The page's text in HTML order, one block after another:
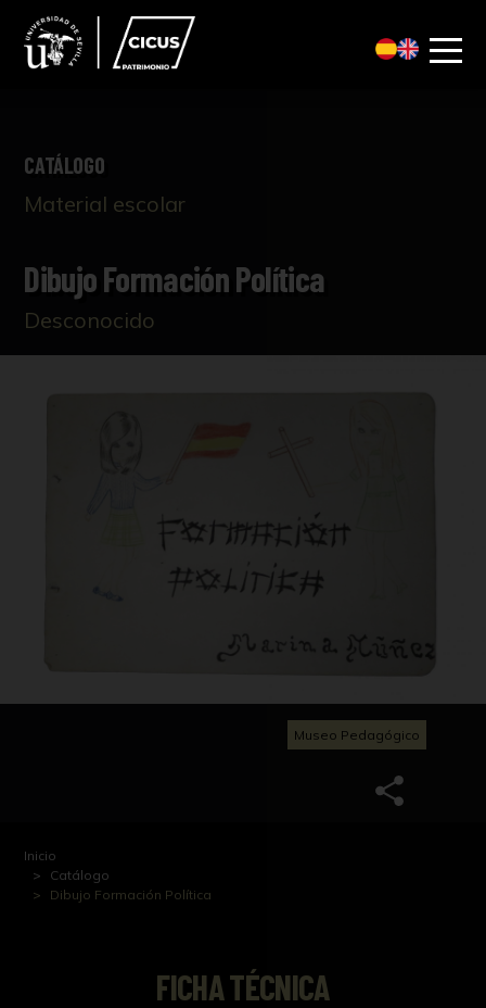
CATÁLOGO
Material escolar
Dibujo Formación Política
Desconocido
Museo Pedagógico
Inicio
Catálogo
Dibujo Formación Política
FICHA TÉCNICA